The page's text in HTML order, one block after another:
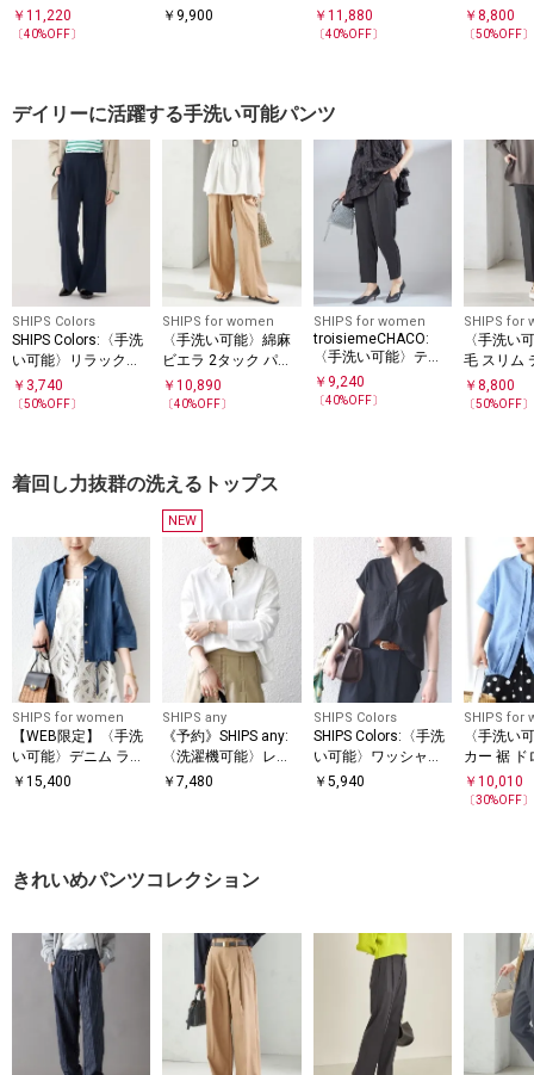
エステル レーヨン ダ
ンボール ストレート
￥ 11,220
〔40%OFF〕
ド パンツ
￥ 9,900
ス ベルト 付き パン
ツ
￥ 11,880
〔40%OFF〕
￥8,800
〔50%OFF〕
デイリーに活躍する手洗い可能パンツ
SHIPS Colors
SHIPS Colors:〈手洗
い可能〉リラックス
ワイドパンツ◇
￥ 3,740
〔50%OFF〕
SHIPS for women
〈手洗い可能〉綿麻
ビエラ 2タック パン
ツ
￥10,890
〔40%OFF〕
SHIPS for women
troisiemeCHACO:
〈手洗い可能〉テー
パード パンツ
￥ 9,240
〔40%OFF〕
SHIPS for
〈手洗い
毛 スリム
パンツ
￥8,800
〔50%OFF〕
着回し力抜群の洗えるトップス
SHIPS for women
【WEB限定】〈手洗
い可能〉デニム ライ
ク タック 裾 ドロス
￥ 15,400
NEW
SHIPS any
《予約》SHIPS any:
〈洗濯機可能〉レー
ス カラー ロングスリ
￥7,480
SHIPS Colors
SHIPS Colors:〈手洗
い可能〉ワッシャーV
ネック フレンチスリ
￥ 5,940
SHIPS for
〈手洗い
カー 裾 ド
ルマン ブ
￥10,010
〔30%OFF〕
きれいめパンツコレクション